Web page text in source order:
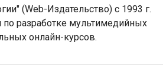
(Web-Издательство) с 1993 г.
разработке мультимедийных
онлайн-курсов.